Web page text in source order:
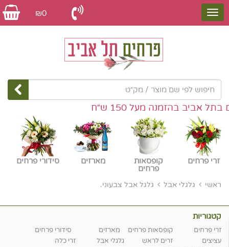
₪0
אביב בהזמנה מעל 150 ש״ח
זרי פרחים
קופסאות
פרחים
מארזים סידורי פרחים
ראשי גלגלי אבל גלגל אבל צבעוני.
קטגוריות
זרי פרחים קופסאות פרחים מארזים
סידורי פרחים
עציצים
זרים לראש גלגלי אבל
זרי כלה